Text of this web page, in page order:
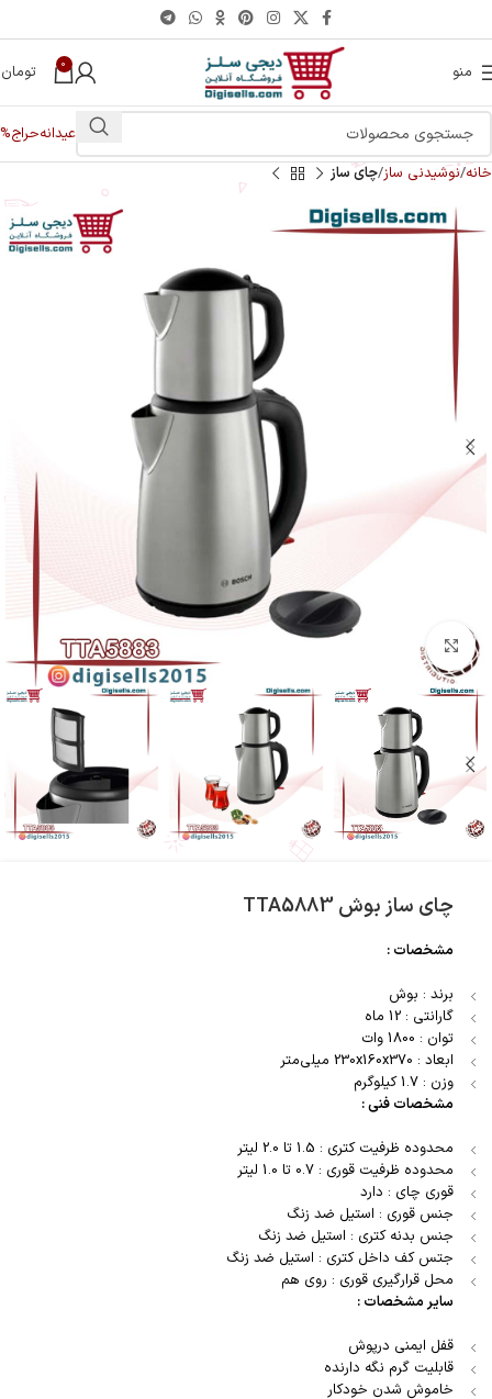
منو 0 تومان
عیدانهحراج%
خانه نوشیدنی ساز چای ساز
بزرگنمایی تصویر
چای ساز بوش TTA5883
مشخصات :
برند : بوش
گارانتی : 12 ماه
توان : 1800 وات
ابعاد : 230x160x370 میلی‌متر
وزن : 1.7 کیلوگرم
مشخصات فنی :
محدوده ظرفیت کتری : 1.5 تا 2.0 لیتر
محدوده ظرفیت قوری : 0.7 تا 1.0 لیتر
قوری چای : دارد
جنس قوری : استیل ضد زنگ
جنس بدنه کتری : استیل ضد زنگ
جتس کف داخل کتری : استیل ضد زنگ
محل قرارگیری قوری : روی هم
سایر مشخصات :
قفل ایمنی درپوش
قابلیت گرم نگه دارنده
خاموش شدن خودکار